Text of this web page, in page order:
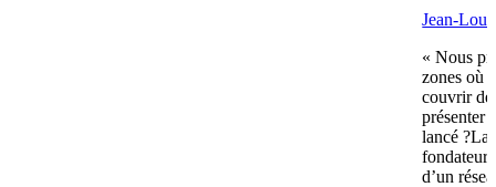
Jean-
« Nous
zones où
couvrir de
présenter
lancé ?La
d’un